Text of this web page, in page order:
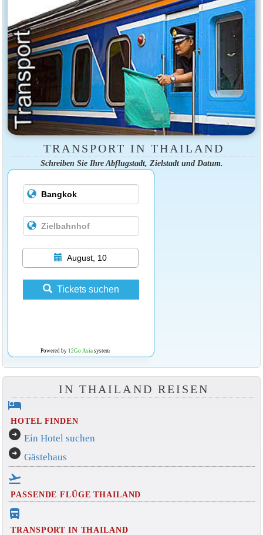
TRANSPORT IN THAILAND
Schreiben Sie Ihre Abflugstadt, Zielstadt und Datum.
August, 10
Tickets suchen
Powered by 12Go Asiasystem
IN THAILAND REISEN
hotel
HOTEL FINDEN
arrow_circle_right Ein Hotel suchen
arrow_circle_right Gästehaus
flight_takeoff
PASSENDE FLÜGE THAILAND
directions_bus_filled
TRANSPORT IN THAILAND